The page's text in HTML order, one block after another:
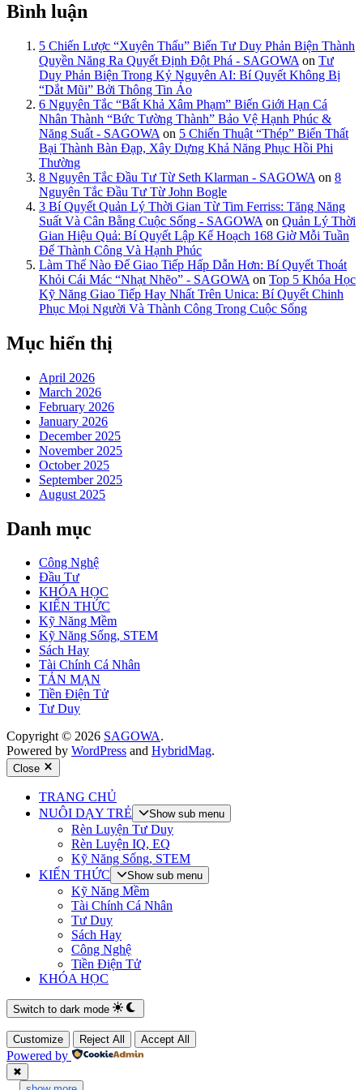
Bình luận
5 Chiến Lược “Xuyên Thấu” Biến Tư Duy Phản Biện Thành
Quyền Năng Ra Quyết Định Đột Phá - SAGOWA on Tư
Duy Phản Biện Trong Kỷ Nguyên AI: Bí Quyết Không Bị
“Dắt Mũi” Bởi Thông Tin Ảo
6 Nguyên Tắc “Bất Khả Xâm Phạm” Biến Giới Hạn Cá
Nhân Thành “Bức Tường Thành” Bảo Vệ Hạnh Phúc &
Năng Suất - SAGOWA on 5 Chiến Thuật “Thép” Biến Thất
Bại Thành Bàn Đạp, Xây Dựng Khả Năng Phục Hồi Phi
Thường
8 Nguyên Tắc Đầu Tư Từ Seth Klarman - SAGOWA on 8
Nguyên Tắc Đầu Tư Từ John Bogle
3 Bí Quyết Quản Lý Thời Gian Từ Tim Ferriss: Tăng Năng
Suất Và Cân Bằng Cuộc Sống - SAGOWA on Quản Lý Thời
Gian Hiệu Quả: Bí Quyết Lập Kế Hoạch 168 Giờ Mỗi Tuần
Để Thành Công Và Hạnh Phúc
Làm Thế Nào Để Giao Tiếp Hấp Dẫn Hơn: Bí Quyết Thoát
Khỏi Cái Mác “Nhạt Nhẽo” - SAGOWA on Top 5 Khóa Học
Kỹ Năng Giao Tiếp Hay Nhất Trên Unica: Bí Quyết Chinh
Phục Mọi Người Và Thành Công Trong Cuộc Sống
Mục hiển thị
April 2026
March 2026
February 2026
January 2026
December 2025
November 2025
October 2025
September 2025
August 2025
Danh mục
Công Nghệ
Đầu Tư
KHÓA HỌC
KIẾN THỨC
Kỹ Năng Mềm
Kỹ Năng Sống, STEM
Sách Hay
Tài Chính Cá Nhân
TẢN MẠN
Tiền Điện Tử
Tư Duy
Copyright © 2026 SAGOWA.
Powered by WordPress and HybridMag.
Close
TRANG CHỦ
NUÔI DẠY TRẺ
Show sub menu
Rèn Luyện Tư Duy
Rèn Luyện IQ, EQ
Kỹ Năng Sống, STEM
KIẾN THỨC
Show sub menu
Kỹ Năng Mềm
Tài Chính Cá Nhân
Tư Duy
Sách Hay
Công Nghệ
Tiền Điện Tử
KHÓA HỌC
Switch to dark mode
Customize Reject All Accept All
Powered by
✖